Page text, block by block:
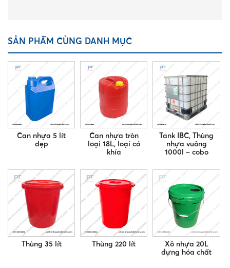
SẢN PHẨM CÙNG DANH MỤC
Can nhựa 5 lít
dẹp
Can nhựa tròn
loại 18L, loại có
khía
Tank IBC, Thùng
nhựa vuông
1000l – cobo
Thùng 35 lít Thùng 220 lít
Xô nhựa 20L
đựng hóa chất